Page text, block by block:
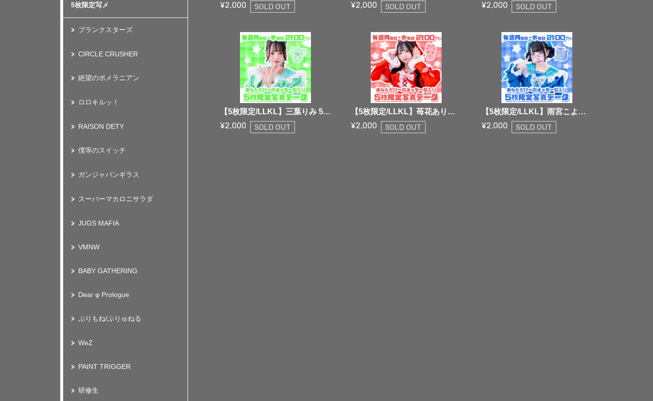
5枚限定写メ
プランクスターズ
CIRCLE CRUSHER
絶望のポメラニアン
ロロキルッ！
RAISON DETY
僕等のスイッチ
ガンジャバンギラス
スーパーマカロニサラダ
JUGS MAFIA
VMNW
BABY GATHERING
Dear φ Prologue
ぷりもね/ぷりゅねる
WeZ
PAINT TRIGGER
研修生
¥2,000 SOLD OUT ¥2,000 SOLD OUT ¥2,000 SOLD OUT
【5枚限定/LLKL】三葉りみ 5枚限定メッセージ落書き写真データ【¥2,000】
¥2,000 SOLD OUT
【5枚限定/LLKL】苺花ありす 5枚限定メッセージ落書き写真データ【¥2,000】
¥2,000 SOLD OUT
【5枚限定/LLKL】雨宮こよみ 5枚限定メッセージ落書き写真データ【¥2,000】
¥2,000 SOLD OUT